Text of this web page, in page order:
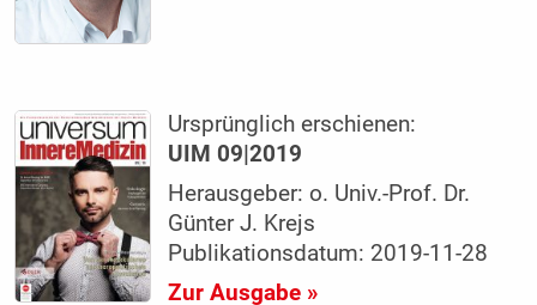
Ursprünglich erschienen:
UIM 09|2019
Herausgeber: o. Univ.-Prof. Dr.
Günter J. Krejs
Publikationsdatum: 2019-11-28
Zur Ausgabe »